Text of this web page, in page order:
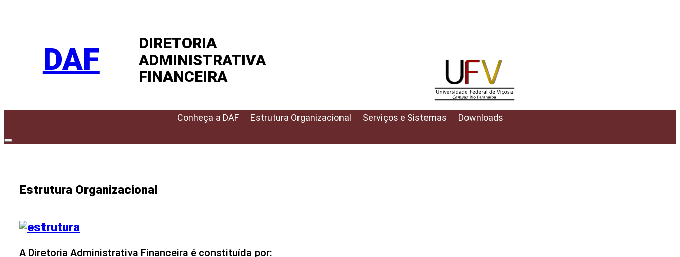
DAF
DIRETORIA
ADMINISTRATIVA
FINANCEIRA
Conheça a DAF Estrutura Organizacional Serviços e Sistemas Downloads
Estrutura Organizacional
A Diretoria Administrativa Financeira é constituída por: